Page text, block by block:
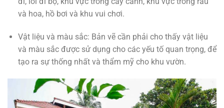
và hoa, hồ bơi và khu vui chơi.
Vật liệu và màu sắc: Bản vẽ cần phải cho thấy vật liệu
và màu sắc được sử dụng cho các yếu tố quan trọng, để
tạo ra sự thống nhất và thẩm mỹ cho khu vườn.